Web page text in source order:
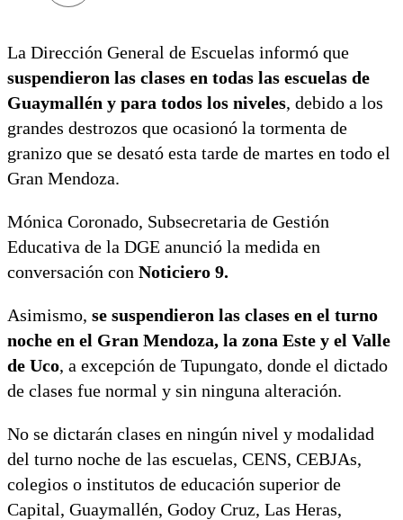
La Dirección General de Escuelas informó que
suspendieron las clases en todas las escuelas de
Guaymallén y para todos los niveles, debido a los
grandes destrozos que ocasionó la tormenta de
granizo que se desató esta tarde de martes en todo el
Gran Mendoza.
Mónica Coronado, Subsecretaria de Gestión
Educativa de la DGE anunció la medida en
conversación con Noticiero 9.
Asimismo, se suspendieron las clases en el turno
noche en el Gran Mendoza, la zona Este y el Valle
de Uco, a excepción de Tupungato, donde el dictado
de clases fue normal y sin ninguna alteración.
No se dictarán clases en ningún nivel y modalidad
del turno noche de las escuelas, CENS, CEBJAs,
colegios o institutos de educación superior de
Capital, Guaymallén, Godoy Cruz, Las Heras,